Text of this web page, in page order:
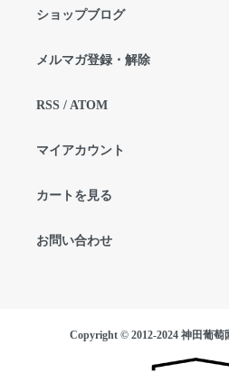
ショップブログ
メルマガ登録・解除
RSS / ATOM
マイアカウント
カートを見る
お問い合わせ
Copyright © 2012-2024 神田葡萄